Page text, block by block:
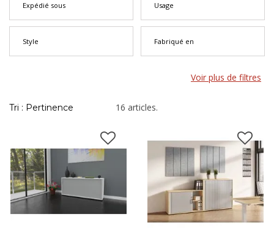
Expédié sous Usage
Style Fabriqué en
Voir plus de filtres
Tri : Pertinence 16 articles.